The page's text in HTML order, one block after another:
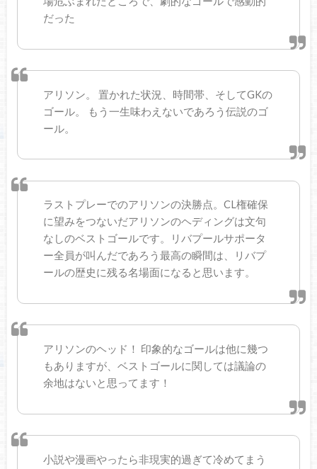
だった
アリソン。 置かれた状況、時間帯、そしてGKの
ゴール。 もう一生味わえないであろう伝説のゴ
ール。
ラストプレーでのアリソンの決勝点。CL権確保
に望みをつないだアリソンのヘディングは文句
なしのベストゴールです。リバプールサポータ
ー全員が叫んだであろう最高の瞬間は、リバプ
ールの歴史に残る名場面になると思います。
アリソンのヘッド！ 印象的なゴールは他に幾つ
もありますが、ベストゴールに関しては議論の
余地はないと思ってます！
小説や漫画やったら非現実的過ぎて冷めてまう